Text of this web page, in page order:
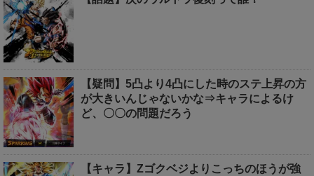
【疑問】5凸より4凸にした時のステ上昇の方
が大きいんじゃないかな⇒キャラによるけ
ど、〇〇の問題だろう
【キャラ】Zゴクベジよりこっちのほうが強